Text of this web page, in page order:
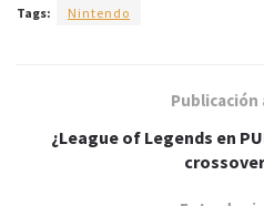
Tags: Nintendo
¿League of Legends en